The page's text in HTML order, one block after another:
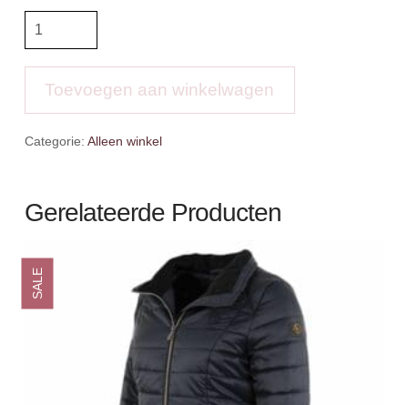
Poloshirt
Toevoegen aan winkelwagen
Categorie: Alleen winkel
Gerelateerde Producten
SALE